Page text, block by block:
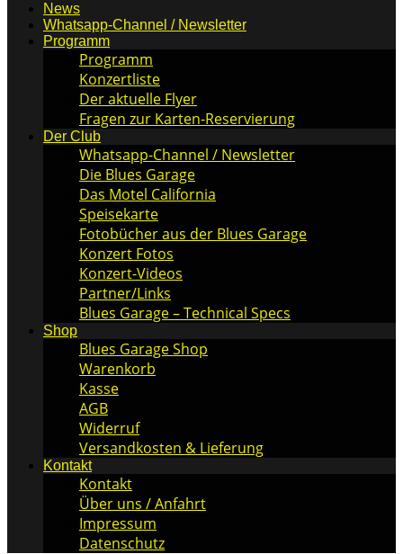
News
Whatsapp-Channel / Newsletter
Programm
Programm
Konzertliste
Der aktuelle Flyer
Fragen zur Karten-Reservierung
Der Club
Whatsapp-Channel / Newsletter
Die Blues Garage
Das Motel California
Speisekarte
Fotobücher aus der Blues Garage
Konzert Fotos
Konzert-Videos
Partner/Links
Blues Garage – Technical Specs
Shop
Blues Garage Shop
Warenkorb
Kasse
AGB
Widerruf
Versandkosten & Lieferung
Kontakt
Kontakt
Über uns / Anfahrt
Impressum
Datenschutz